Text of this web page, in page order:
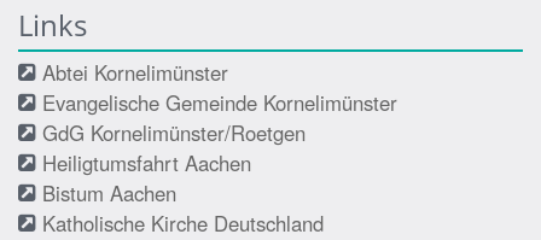
Links
Abtei Kornelimünster
Evangelische Gemeinde Kornelimünster
GdG Kornelimünster/Roetgen
Heiligtumsfahrt Aachen
Bistum Aachen
Katholische Kirche Deutschland